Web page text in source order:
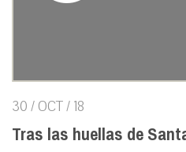
30 / OCT / 18
Tras las huellas de